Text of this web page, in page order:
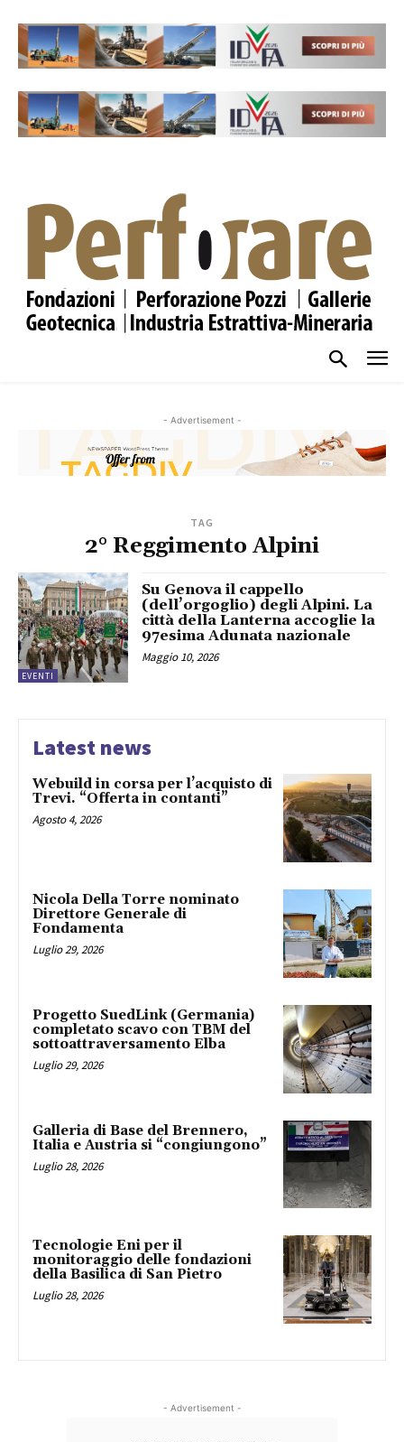
- Advertisement -
TAG
2° Reggimento Alpini
EVENTI
Su Genova il cappello
(dell’orgoglio) degli Alpini. La
città della Lanterna accoglie la
97esima Adunata nazionale
Maggio 10, 2026
Latest news
Webuild in corsa per l’acquisto di
Trevi. “Offerta in contanti”
Agosto 4, 2026
Nicola Della Torre nominato
Direttore Generale di
Fondamenta
Luglio 29, 2026
Progetto SuedLink (Germania)
completato scavo con TBM del
sottoattraversamento Elba
Luglio 29, 2026
Galleria di Base del Brennero,
Italia e Austria si “congiungono”
Luglio 28, 2026
Tecnologie Eni per il
monitoraggio delle fondazioni
della Basilica di San Pietro
Luglio 28, 2026
- Advertisement -